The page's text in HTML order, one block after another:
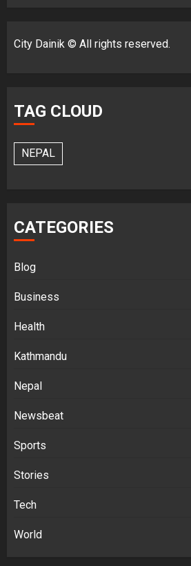
City Dainik © All rights reserved.
TAG CLOUD
NEPAL
CATEGORIES
Blog
Business
Health
Kathmandu
Nepal
Newsbeat
Sports
Stories
Tech
World